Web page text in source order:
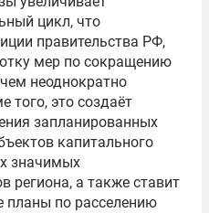
цикл, что
правительства РФ,
мер по сокращению
неоднократно
того, это создаёт
запланированных
капитального
значимых
региона, а также ставит
планы по расселению